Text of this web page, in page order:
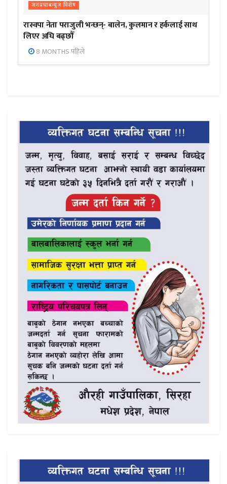
जनप्रभाबन्युज विशेष
रास्वपा नेता पराजुली भन्छन्- बालेन, कुलमान र हर्कलाई साथ
लिएर अघि बढ्छौँ
8 MONTHS पहिले